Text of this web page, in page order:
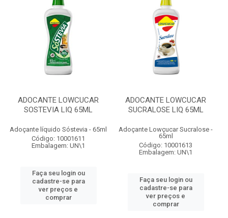
ADOCANTE LOWCUCAR
SOSTEVIA LIQ 65ML
Adoçante líquido Sóstevia - 65ml
Código: 10001611
Embalagem: UN\1
Faça seu login ou
cadastre-se para
ver preços e
comprar
ADOCANTE LOWCUCAR
SUCRALOSE LIQ 65ML
Adoçante Lowçucar Sucralose -
65ml
Código: 10001613
Embalagem: UN\1
Faça seu login ou
cadastre-se para
ver preços e
comprar